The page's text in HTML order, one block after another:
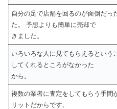
自分の足で店舗を回るのが面倒だっ
た。 予想よりも簡単に売却で
きました。
いろいろな人に見てもらえるという
してくれるところがなかった
から。
複数の業者に査定をしてもらう手間
リットだからです。